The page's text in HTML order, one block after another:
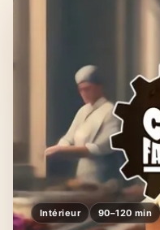
Intérieur 90–120 min